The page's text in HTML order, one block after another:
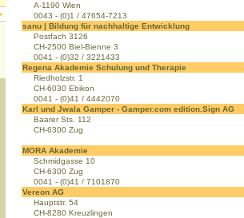
A-1190 Wien
0043 - (0)1 / 47654-7213
sanu | Bildung für nachhaltige Entwicklung
Postfach 3126
CH-2500 Biel-Bienne 3
0041 - (0)32 / 3221433
Regena Akademie Schulung und Therapie
Riedholzstr. 1
CH-6030 Ebikon
0041 - (0)41 / 4442070
Karl und Jwala Gamper - Gamper.com edition.Sign AG
Baarer Sts. 112
CH-6300 Zug
MORA Akademie
Schmidgasse 10
CH-6300 Zug
0041 - (0)41 / 7101870
Vereon AG
Hauptstr. 54
CH-8280 Kreuzlingen